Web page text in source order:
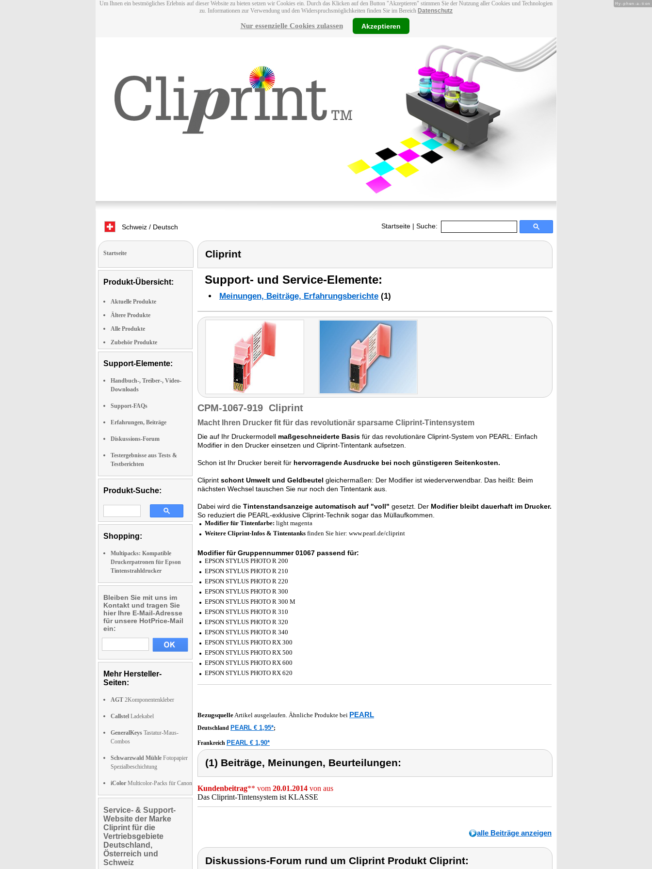
Um Ihnen ein bestmögliches Erlebnis auf dieser Website zu bieten setzen wir Cookies ein. Durch das Klicken auf den Button "Akzeptieren" stimmen Sie der Nutzung aller Cookies und Technologien
zu. Informationen zur Verwendung und den Widerspruchsmöglichkeiten finden Sie im Bereich Datenschutz
Nur essenzielle Cookies zulassen Akzeptieren
Schweiz / Deutsch Startseite | Suche:
Startseite
Produkt-Übersicht:
Aktuelle Produkte
Ältere Produkte
Alle Produkte
Zubehör Produkte
Support-Elemente:
Handbuch-, Treiber-, Video-
Downloads
Support-FAQs
Erfahrungen, Beiträge
Diskussions-Forum
Testergebnisse aus Tests &
Testberichten
Produkt-Suche:
Shopping:
Multipacks: Kompatible
Druckerpatronen für Epson
Tintenstrahldrucker
Bleiben Sie mit uns im
Kontakt und tragen Sie
hier Ihre E-Mail-Adresse
für unsere HotPrice-Mail
ein:
Mehr Hersteller-
Seiten:
AGT 2Komponentenkleber
Callstel Ladekabel
GeneralKeys Tastatur-Maus-
Combos
Schwarzwald Mühle Fotopapier
Spezialbeschichtung
iColor Multicolor-Packs für Canon
Service- & Support-
Website der Marke
Cliprint für die
Vertriebsgebiete
Deutschland,
Österreich und
Schweiz
Cliprint
Support- und Service-Elemente:
Meinungen, Beiträge, Erfahrungsberichte (1)
CPM-1067-919 Cliprint
Macht Ihren Drucker fit für das revolutionär sparsame Cliprint-Tintensystem
Die auf Ihr Druckermodell maßgeschneiderte Basis für das revolutionäre Cliprint-System von PEARL: Einfach
Modifier in den Drucker einsetzen und Cliprint-Tintentank aufsetzen.
Schon ist Ihr Drucker bereit für hervorragende Ausdrucke bei noch günstigeren Seitenkosten.
Cliprint schont Umwelt und Geldbeutel gleichermaßen: Der Modifier ist wiederverwendbar. Das heißt: Beim
nächsten Wechsel tauschen Sie nur noch den Tintentank aus.
Dabei wird die Tintenstandsanzeige automatisch auf "voll" gesetzt. Der Modifier bleibt dauerhaft im Drucker.
So reduziert die PEARL-exklusive Cliprint-Technik sogar das Müllaufkommen.
Modifier für Tintenfarbe: light magenta
Weitere Cliprint-Infos & Tintentanks finden Sie hier: www.pearl.de/cliprint
Modifier für Gruppennummer 01067 passend für:
EPSON STYLUS PHOTO R 200
EPSON STYLUS PHOTO R 210
EPSON STYLUS PHOTO R 220
EPSON STYLUS PHOTO R 300
EPSON STYLUS PHOTO R 300 M
EPSON STYLUS PHOTO R 310
EPSON STYLUS PHOTO R 320
EPSON STYLUS PHOTO R 340
EPSON STYLUS PHOTO RX 300
EPSON STYLUS PHOTO RX 500
EPSON STYLUS PHOTO RX 600
EPSON STYLUS PHOTO RX 620
BezugsquelleArtikel ausgelaufen. Ähnliche Produkte bei PEARL
Deutschland PEARL € 1,95*;
Frankreich PEARL € 1,90*
(1) Beiträge, Meinungen, Beurteilungen:
Kundenbeitrag** vom 20.01.2014 von aus
Das Cliprint-Tintensystem ist KLASSE
alle Beiträge anzeigen
Diskussions-Forum rund um Cliprint Produkt Cliprint:
Hy-phen-a-tion